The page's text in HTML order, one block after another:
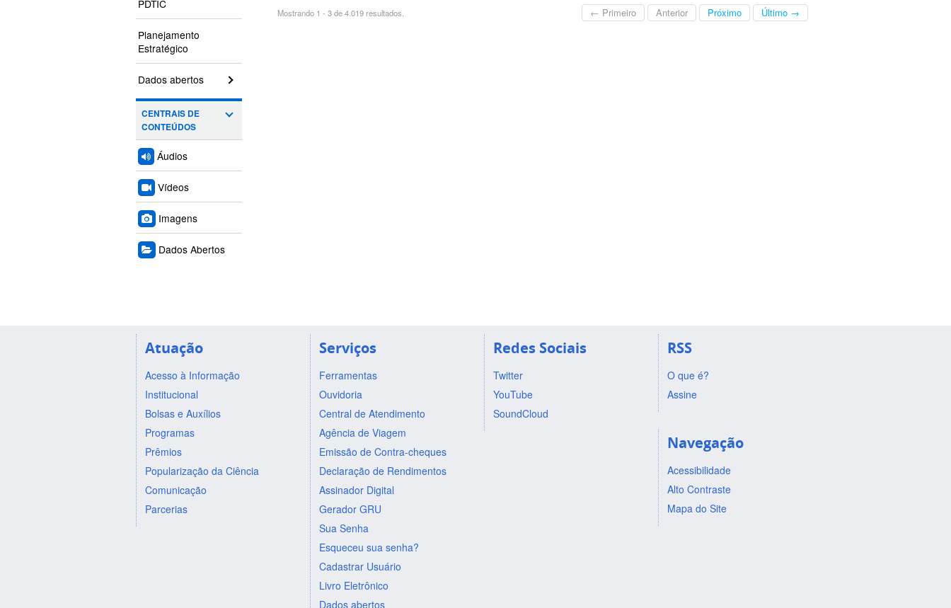
PDTIC
Planejamento
Estratégico
Dados abertos
CENTRAIS DE
CONTEÚDOS
Áudios
Vídeos
Imagens
Dados Abertos
Mostrando 1 - 3 de 4.019 resultados. ← Primeiro Anterior Próximo Último →
Atuação
Acesso à Informação
Institucional
Bolsas e Auxílios
Programas
Prêmios
Popularização da Ciência
Comunicação
Parcerias
Serviços
Ferramentas
Ouvidoria
Central de Atendimento
Agência de Viagem
Emissão de Contra-cheques
Declaração de Rendimentos
Assinador Digital
Gerador GRU
Sua Senha
Esqueceu sua senha?
Cadastrar Usuário
Livro Eletrônico
Dados abertos
Redes Sociais
Twitter
YouTube
SoundCloud
RSS
O que é?
Assine
Navegação
Acessibilidade
Alto Contraste
Mapa do Site